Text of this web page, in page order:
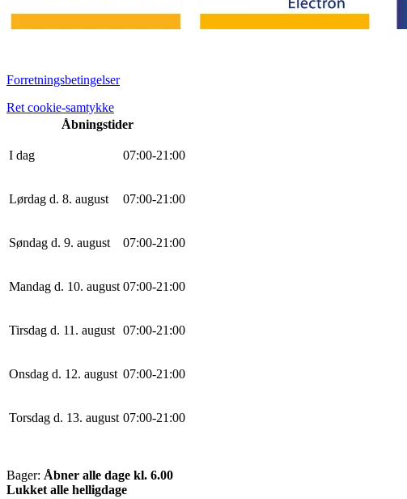
Forretningsbetingelser
Ret cookie-samtykke
Åbningstider
I dag 07:00-21 :00
Lørdag d. 8. august 07:00-21 :00
Søndag d. 9. august 07:00-21 :00
Mandag d. 10. august 07:00-21 :00
Tirsdag d. 11. august 07:00-21 :00
Onsdag d. 12. august 07:00-21 :00
Torsdag d. 13. august 07:00-21 :00
Bager: Åbner alle dage kl. 6.00
Lukket alle helligdage